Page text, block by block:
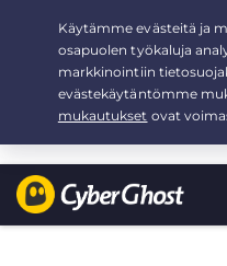
Your choice:The Best Deal
/